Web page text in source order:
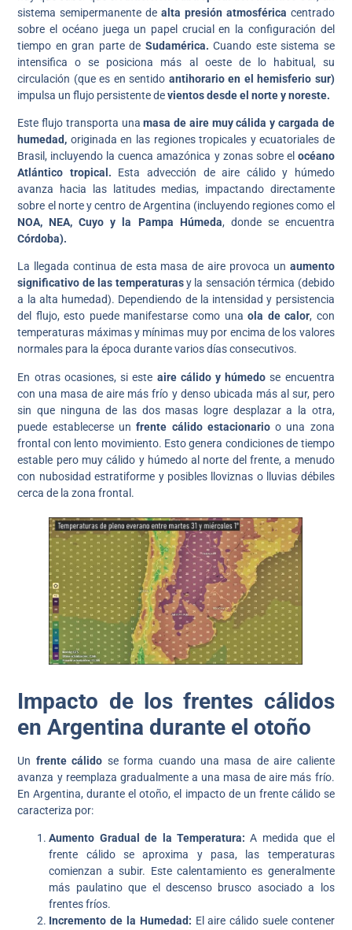
sistema semipermanente de alta presión atmosférica centrado
sobre el océano juega un papel crucial en la configuración del
tiempo en gran parte de Sudamérica. Cuando este sistema se
intensifica o se posiciona más al oeste de lo habitual, su
circulación (que es en sentido antihorario en el hemisferio sur)
impulsa un flujo persistente devientos desde el norte y noreste.
Este flujo transporta unamasa de aire muy cálida y cargada de
humedad, originada en las regiones tropicales y ecuatoriales de
Brasil, incluyendo la cuenca amazónica y zonas sobre el océano
Atlántico tropical. Esta advección de aire cálido y húmedo
avanza hacia las latitudes medias, impactando directamente
sobre el norte y centro de Argentina (incluyendo regiones como el
NOA, NEA, Cuyo y la Pampa Húmeda, donde se encuentra
Córdoba).
La llegada continua de esta masa de aire provoca un aumento
significativo de las temperaturasy la sensación térmica (debido
a la alta humedad). Dependiendo de la intensidad y persistencia
del flujo, esto puede manifestarse como unaola de calor, con
temperaturas máximas y mínimas muy por encima de los valores
normales para la época durante varios días consecutivos.
En otras ocasiones, si este aire cálido y húmedose encuentra
con una masa de aire más frío y denso ubicada más al sur, pero
sin que ninguna de las dos masas logre desplazar a la otra,
puede establecerse unfrente cálido estacionarioo una zona
frontal con lento movimiento. Esto genera condiciones de tiempo
estable pero muy cálido y húmedo al norte del frente, a menudo
con nubosidad estratiforme y posibles lloviznas o lluvias débiles
cerca de la zona frontal.
Impacto de los frentes cálidos
en Argentina durante el otoño
Un frente cálido se forma cuando una masa de aire caliente
avanza y reemplaza gradualmente a una masa de aire más frío.
En Argentina, durante el otoño, el impacto de un frente cálido se
caracteriza por:
Aumento Gradual de la Temperatura: A medida que el
frente cálido se aproxima y pasa, las temperaturas
comienzan a subir. Este calentamiento es generalmente
más paulatino que el descenso brusco asociado a los
frentes fríos.
Incremento de la Humedad: El aire cálido suele contener